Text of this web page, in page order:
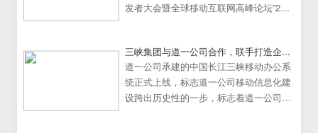
发者大会暨全球移动互联网高峰论坛”25
三峡集团与道一公司合作，联手打造企...
道一公司承建的中国长江三峡移动办公系
统正式上线，标志道一公司移动信息化建
设跨出历史性的一步，标志着道一公司移